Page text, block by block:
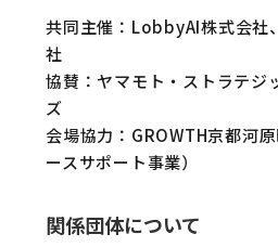
共同主催：LobbyAI株式会社
社
協賛：ヤマモト・ストラテジ
ズ
会場協力：GROWTH京都河
ースサポート事業）
関係団体について